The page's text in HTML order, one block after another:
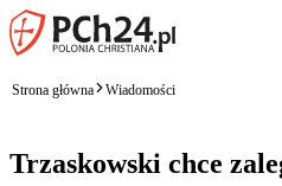
Strona główna Wiadomości
Trzaskowski chce